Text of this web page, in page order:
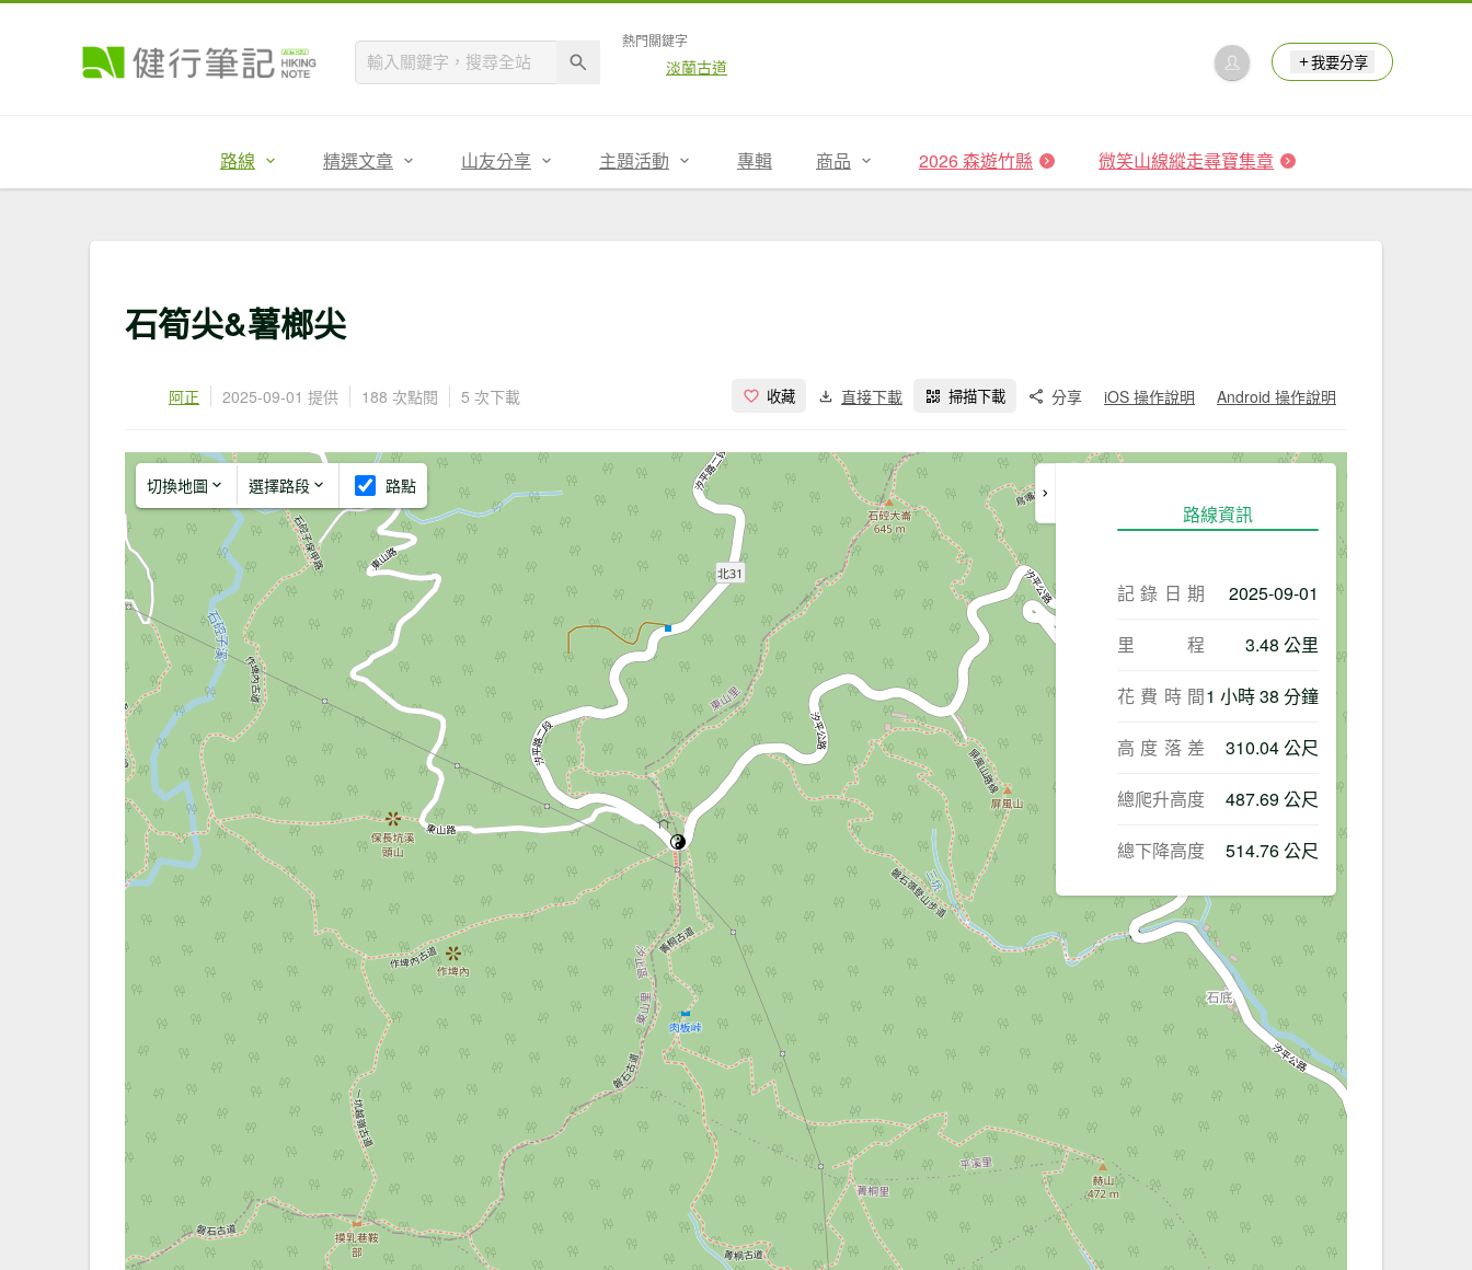
熱門關鍵字
淡蘭古道 我要分享
路線 精選文章 山友分享 主題活動 專輯 商品 2026 森遊竹縣 微笑山線縱走尋寶集章
石筍尖&薯榔尖
阿正 2025-09-01 提供 188 次點閱 5 次下載 收藏 直接下載 掃描下載 分享 iOS 操作說明 Android 操作說明
切換地圖 選擇路段 路點
路線資訊
記錄日期 2025-09-01
里程 3.48 公里
花費時間1 小時 38 分鐘
高度落差 310.04 公尺
總爬升高度 487.69 公尺
總下降高度 514.76 公尺